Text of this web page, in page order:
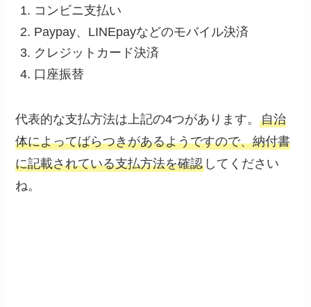
コンビニ支払い
Paypay、LINEpayなどのモバイル決済
クレジットカード決済
口座振替
代表的な支払方法は上記の4つがあります。自治
体によってばらつきがあるようですので、納付書
に記載されている支払方法を確認 してください
ね。